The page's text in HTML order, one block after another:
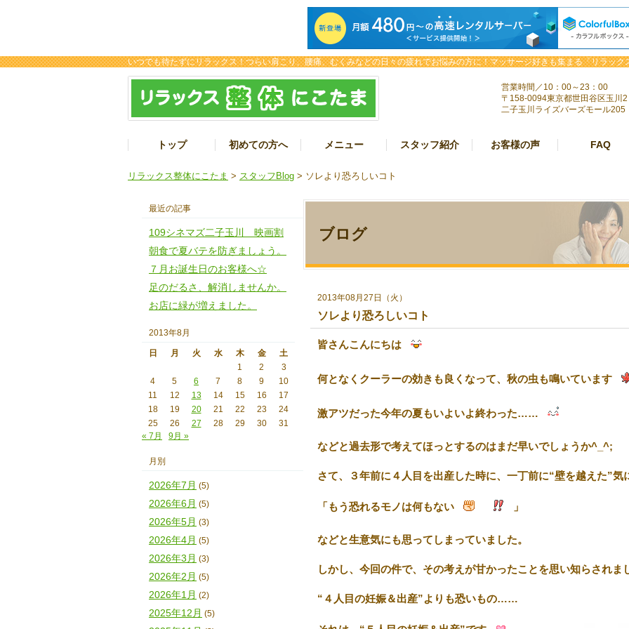
いつでも待たずにリラックス！つらい肩こり、腰痛、むくみなどの日々の疲れでお悩みの方に！マッサージ好きも集まる「リラッ
営業時間／10：00～23：00
〒158-0094東京都世田谷区玉川2
二子玉川ライズバーズモール205
トップ 初めての方へ メニュー スタッフ紹介 お客様の声 FAQ
リラックス整体にこたま > スタッフBlog > ソレより恐ろしいコト
ブログ
2013年08月27日（火）
ソレより恐ろしいコト
皆さんこんにちは
何となくクーラーの効きも良くなって、秋の虫も鳴いています
激アツだった今年の夏もいよいよ終わった……
などと過去形で考えてほっとするのはまだ早いでしょうか^_^;
さて、３年前に４人目を出産した時に、一丁前に“壁を越えた”気
「もう恐れるモノは何もない 」
などと生意気にも思ってしまっていました。
しかし、今回の件で、その考えが甘かったことを思い知らされま
“４人目の妊娠＆出産”よりも恐いもの……
最近の記事
109シネマズ二子玉川 映画割
朝食で夏バテを防ぎましょう。
７月お誕生日のお客様へ☆
足のだるさ、解消しませんか。
お店に緑が増えました。
2013年8月
日 月 火 水 木 金
土
1
2
3
4
5 6 7 8 9
10
11
12 13 14 15 16
17
18
19 20 21 22 23
24
25
26 27 28 29 30
31
« 7月
9月 »
月別
2026年7月 (5)
2026年6月 (5)
2026年5月 (3)
2026年4月 (5)
2026年3月 (3)
2026年2月 (5)
2026年1月 (2)
2025年12月 (5)